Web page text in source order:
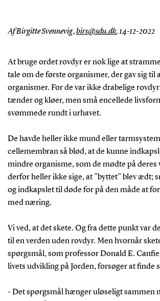
Af Birgitte Svennevig,birs@sdu.dk,14-12-2022
At bruge ordet rovdyr er nok lige at
tale om de første organismer, der gav sig til
organismer. For de var ikke drabelige
tænder og kløer, men små encellede
svømmede rundt i urhavet.
De havde heller ikke mund eller
cellemembran så blød, at de kunne
mindre organisme, som de mødte på deres
derfor heller ikke sige, at ”byttet” blev ædt;
og indkapslet til døde for på den måde at
med næring.
Vi ved, at det skete. Og fra dette punkt var
til en verden uden rovdyr. Men hvornår
spørgsmål, som professor Donald E.
livets udvikling på Jorden, forsøger at finde
- Det spørgsmål hænger uløseligt sammen